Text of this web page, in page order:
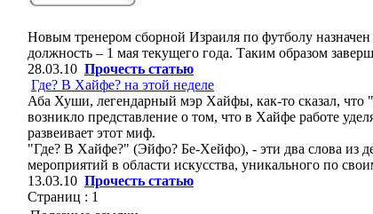
Новым тренером сборной Израиля по футболу
должность – 1 мая текущего года. Таким образом
28.03.10 Прочесть статью
Где? В Хайфе? на этой неделе
Аба Хуши, легендарный мэр Хайфы, как-то сказал, что
возникло представление о том, что в Хайфе работе
развеивает этот миф.
"Где? В Хайфе?" (Эйфо? Бе-Хейфо), - эти два слова из
мероприятий в области искусства, уникального по
13.03.10 Прочесть статью
Страниц : 1